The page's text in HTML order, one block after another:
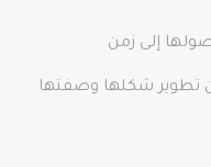
إلى زمن
من تطوير شكلها وصفتها